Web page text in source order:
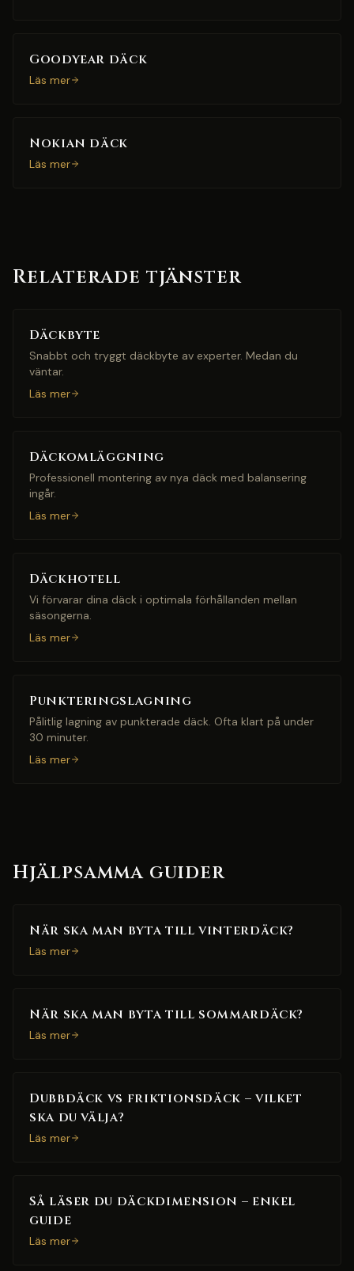
Goodyear däck
Läs mer
Nokian däck
Läs mer
Relaterade tjänster
Däckbyte
Snabbt och tryggt däckbyte av experter. Medan du
väntar.
Läs mer
Däckomläggning
Professionell montering av nya däck med balansering
ingår.
Läs mer
Däckhotell
Vi förvarar dina däck i optimala förhållanden mellan
säsongerna.
Läs mer
Punkteringslagning
Pålitlig lagning av punkterade däck. Ofta klart på under
30 minuter.
Läs mer
Hjälpsamma guider
När ska man byta till vinterdäck?
Läs mer
När ska man byta till sommardäck?
Läs mer
Dubbdäck vs friktionsdäck – vilket
ska du välja?
Läs mer
Så läser du däckdimension – enkel
guide
Läs mer